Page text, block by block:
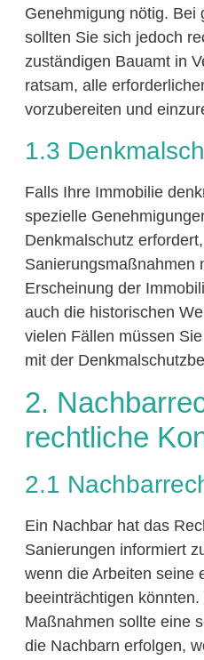
Genehmigung nötig. Bei
sollten Sie sich jedoch
zuständigen Bauamt in
ratsam, alle
vorzubereiten und
1.3
Falls Ihre Immobilie
spezielle
Denkmalschutz
Sanierungsmaßnahmen
Erscheinung der
auch die historischen
vielen Fällen müssen
mit der
2.
rechtliche
2.1
Ein Nachbar hat das
Sanierungen informiert
wenn die Arbeiten seine
beeinträchtigen
Maßnahmen sollte eine
die Nachbarn erfolgen,